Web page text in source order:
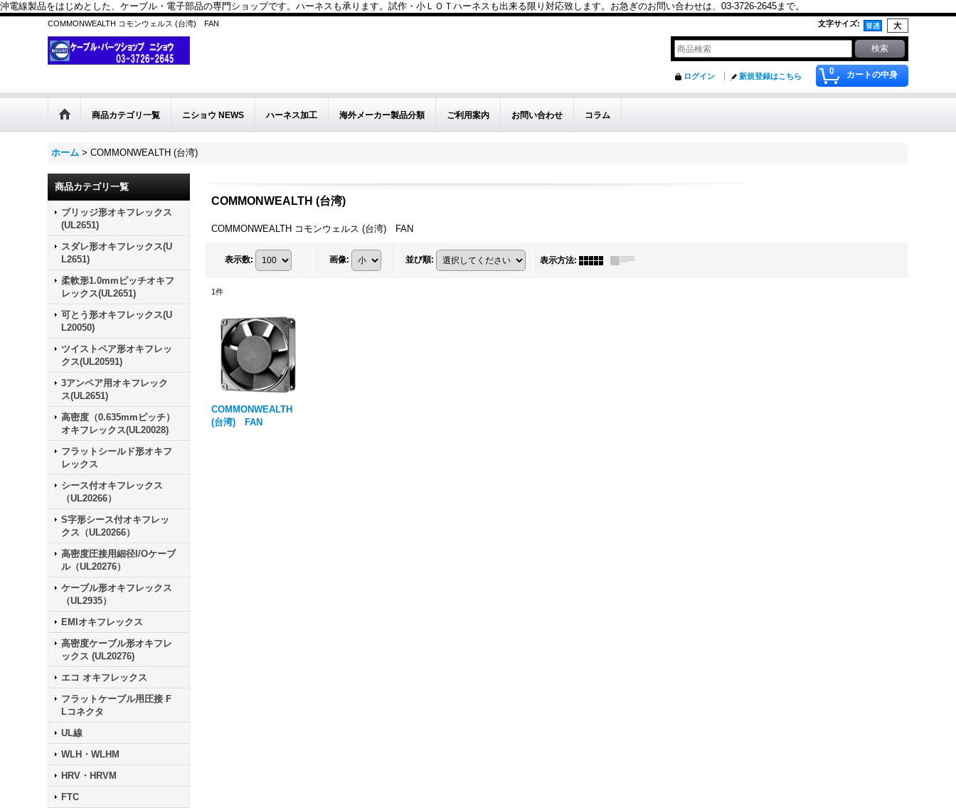
沖電線製品をはじめとした、ケーブル・電子部品の専門ショップです。ハーネスも承ります。試作・小ＬＯＴハーネスも出来る限り対応致します。お急ぎのお問い合わせは、03-3726-2645まで。
COMMONWEALTH コモンウェルス (台湾) FAN 文字サイズ:
0 カートの中身
ログイン 新規登録はこちら
商品カテゴリ一覧 ニショウ NEWS ハーネス加工 海外メーカー製品分類 ご利用案内 お問い合わせ コラム
ホーム > COMMONWEALTH (台湾)
商品カテゴリ一覧
ブリッジ形オキフレックス
(UL2651)
スダレ形オキフレックス(U
L2651)
柔軟形1.0mmピッチオキフ
レックス(UL2651)
可とう形オキフレックス(U
L20050)
ツイストペア形オキフレッ
クス(UL20591)
3アンペア用オキフレック
ス(UL2651)
高密度（0.635mmピッチ）
オキフレックス(UL20028)
フラットシールド形オキフ
レックス
シース付オキフレックス
（UL20266）
S字形シース付オキフレッ
クス（UL20266）
高密度圧接用細径I/Oケーブ
ル（UL20276）
ケーブル形オキフレックス
（UL2935）
EMIオキフレックス
高密度ケーブル形オキフレ
ックス (UL20276)
エコ オキフレックス
フラットケーブル用圧接 F
Lコネクタ
UL線
WLH・WLHM
HRV・HRVM
FTC
COMMONWEALTH (台湾)
COMMONWEALTH コモンウェルス (台湾) FAN
表示数: 画像: 並び順: 表示方法:
1件
COMMONWEALTH
(台湾) FAN